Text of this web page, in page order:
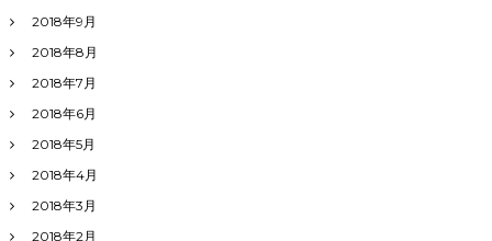
2018年9月
2018年8月
2018年7月
2018年6月
2018年5月
2018年4月
2018年3月
2018年2月